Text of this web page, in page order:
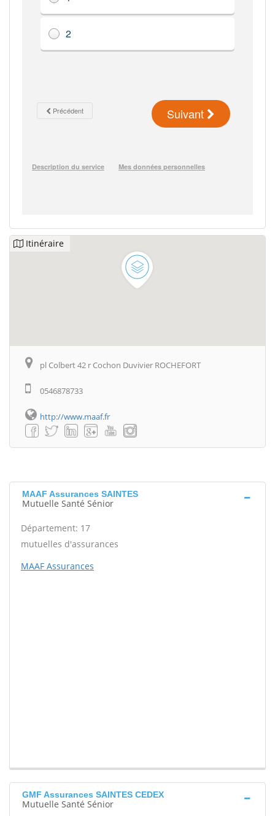
Itinéraire
pl Colbert 42 r Cochon Duvivier ROCHEFORT
0546878733
http://www.maaf.fr
MAAF Assurances SAINTES
Mutuelle Santé Sénior
Département: 17
mutuelles d'assurances
MAAF Assurances
GMF Assurances SAINTES CEDEX
Mutuelle Santé Sénior